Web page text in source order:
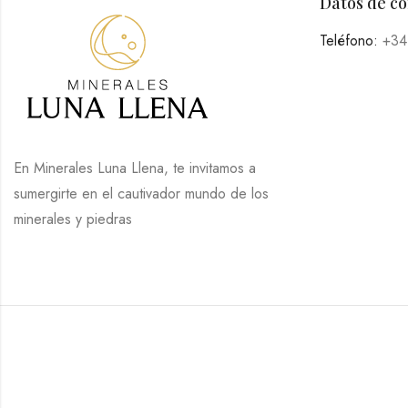
En Minerales Luna Llena, te invitamos a
sumergirte en el cautivador mundo de los
minerales y piedras
Teléfono: